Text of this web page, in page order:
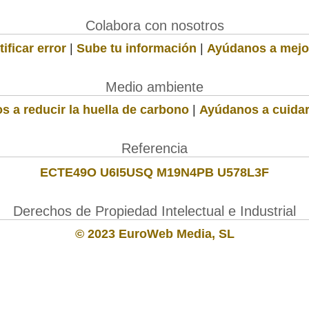
Colabora con nosotros
error | Sube tu información | Ayúdanos a
Medio ambiente
a reducir la huella de carbono | Ayúdanos a
Referencia
ECTE49O U6I5USQ M19N4PB U578L3F
Derechos de Propiedad Intelectual e Industrial
© 2023 EuroWeb Media, SL